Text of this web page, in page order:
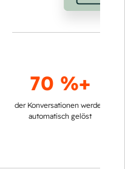
70 %+
der Konversationen werden
automatisch gelöst